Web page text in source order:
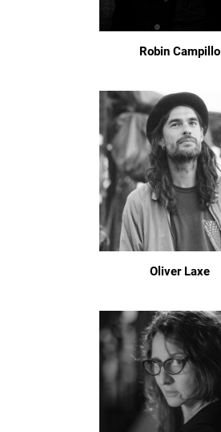
Robin Campillo
Oliver Laxe